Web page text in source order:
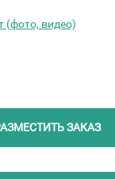
(фото, видео)
ЗАКАЗ